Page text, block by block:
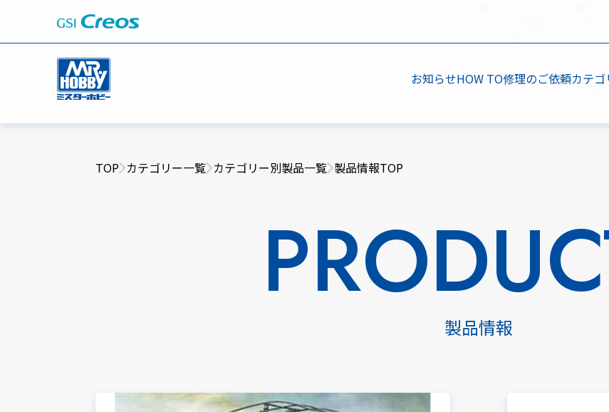
お知らせHOW TO修理のご依頼カテ
TOP カテゴリー一覧 カテゴリー別製品一覧 製品情報TOP
製品情報